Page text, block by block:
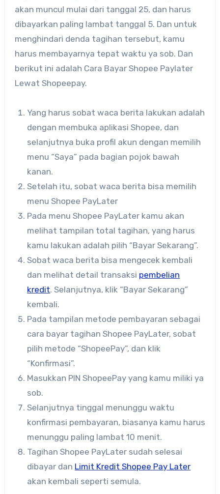
akan muncul mulai dari tanggal 25, dan harus
dibayarkan paling lambat tanggal 5. Dan untuk
menghindari denda tagihan tersebut, kamu
harus membayarnya tepat waktu ya sob. Dan
berikut ini adalah Cara Bayar Shopee Paylater
Lewat Shopeepay.
Yang harus sobat waca berita lakukan adalah
dengan membuka aplikasi Shopee, dan
selanjutnya buka profil akun dengan memilih
menu “Saya” pada bagian pojok bawah
kanan.
Setelah itu, sobat waca berita bisa memilih
menu Shopee PayLater
Pada menu Shopee PayLater kamu akan
melihat tampilan total tagihan, yang harus
kamu lakukan adalah pilih “Bayar Sekarang”.
Sobat waca berita bisa mengecek kembali
dan melihat detail transaksi pembelian
kredit. Selanjutnya, klik “Bayar Sekarang”
kembali.
Pada tampilan metode pembayaran sebagai
cara bayar tagihan Shopee PayLater, sobat
pilih metode “ShopeePay”, dan klik
“Konfirmasi”.
Masukkan PIN ShopeePay yang kamu miliki ya
sob.
Selanjutnya tinggal menunggu waktu
konfirmasi pembayaran, biasanya kamu harus
menunggu paling lambat 10 menit.
Tagihan Shopee PayLater sudah selesai
dibayar dan Limit Kredit Shopee Pay Later
akan kembali seperti semula.